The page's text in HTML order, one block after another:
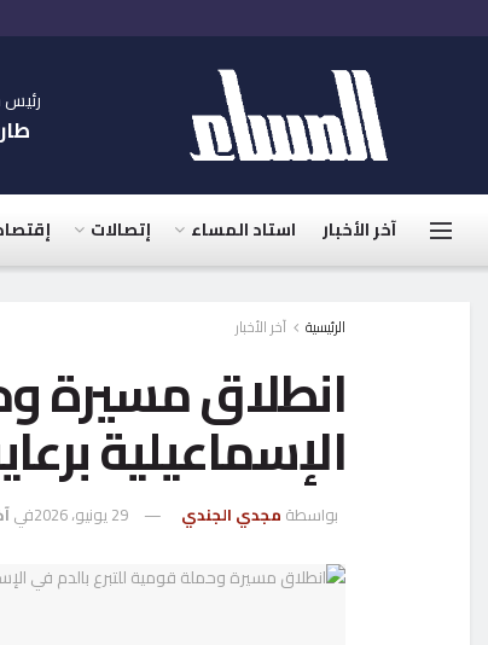
رئيس
آخر الأخبار استاد المساء إتصالات
الرئيسية آخر الأخبار
انطلاق مسيرة
الإسماعيلية
بواسطة مجدي الجندي 29 يونيو، 2026 في